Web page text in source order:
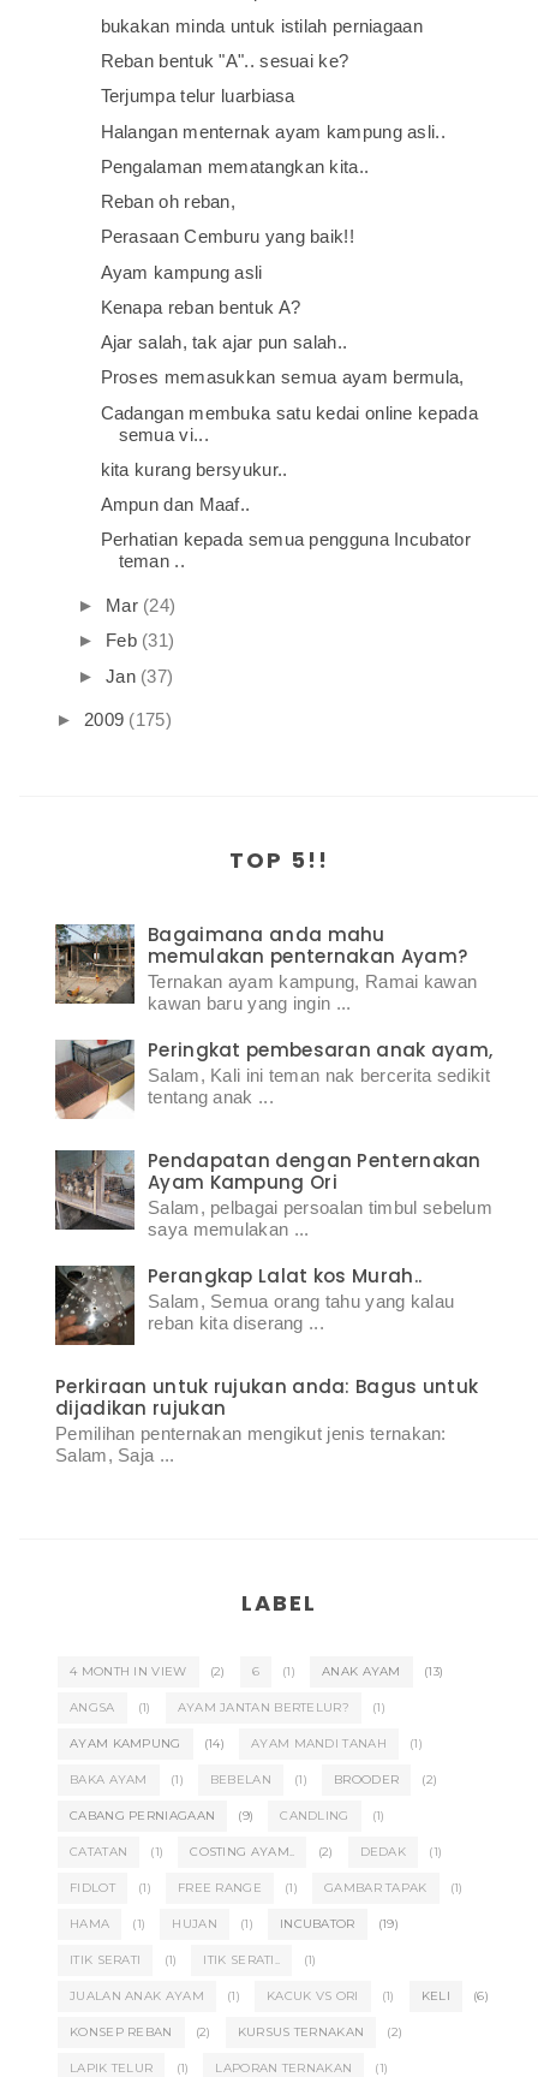
bukakan minda untuk istilah perniagaan
Reban bentuk "A".. sesuai ke?
Terjumpa telur luarbiasa
Halangan menternak ayam kampung asli..
Pengalaman mematangkan kita..
Reban oh reban,
Perasaan Cemburu yang baik!!
Ayam kampung asli
Kenapa reban bentuk A?
Ajar salah, tak ajar pun salah..
Proses memasukkan semua ayam bermula,
Cadangan membuka satu kedai online kepada
semua vi...
kita kurang bersyukur..
Ampun dan Maaf..
Perhatian kepada semua pengguna Incubator
teman ..
► Mar (24)
► Feb (31)
► Jan (37)
► 2009 (175)
TOP 5!!
Bagaimana anda mahu
memulakan penternakan Ayam?
Ternakan ayam kampung, Ramai kawan
kawan baru yang ingin ...
Peringkat pembesaran anak ayam,
Salam, Kali ini teman nak bercerita sedikit
tentang anak ...
Pendapatan dengan Penternakan
Ayam Kampung Ori
Salam, pelbagai persoalan timbul sebelum
saya memulakan ...
Perangkap Lalat kos Murah..
Salam, Semua orang tahu yang kalau
reban kita diserang ...
Perkiraan untuk rujukan anda: Bagus untuk
dijadikan rujukan
Pemilihan penternakan mengikut jenis ternakan:
Salam, Saja ...
LABEL
4 MONTH IN VIEW (2) 6 (1) ANAK AYAM (13)
ANGSA (1) AYAM JANTAN BERTELUR? (1)
AYAM KAMPUNG (14) AYAM MANDI TANAH (1)
BAKA AYAM (1) BEBELAN (1) BROODER (2)
CABANG PERNIAGAAN (9) CANDLING (1)
CATATAN (1) COSTING AYAM.. (2) DEDAK (1)
FIDLOT (1) FREE RANGE (1) GAMBAR TAPAK (1)
HAMA (1) HUJAN (1) INCUBATOR (19)
ITIK SERATI (1) ITIK SERATI.. (1)
JUALAN ANAK AYAM (1) KACUK VS ORI (1) KELI (6)
KONSEP REBAN (2) KURSUS TERNAKAN (2)
LAPIK TELUR (1) LAPORAN TERNAKAN (1)